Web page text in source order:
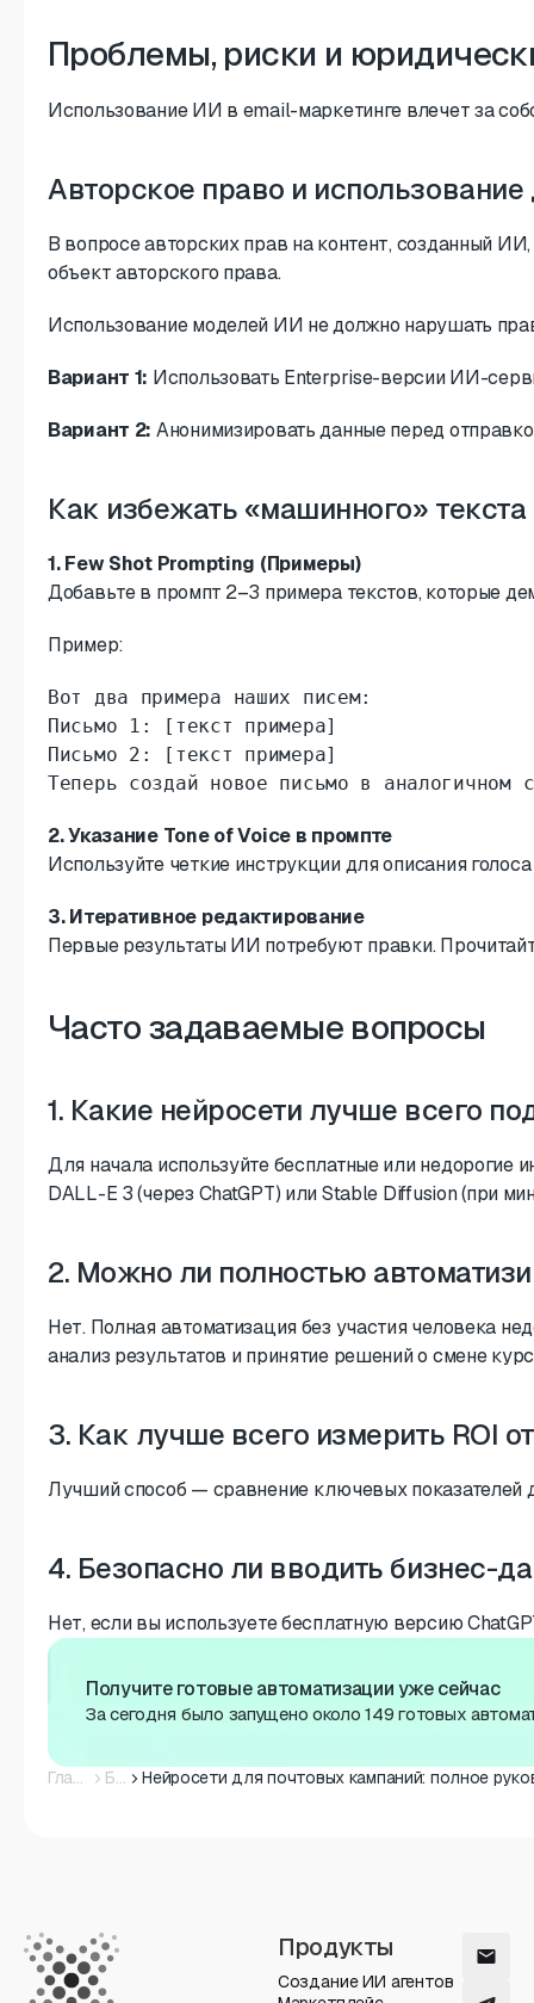
Проблемы, риски и
Использование ИИ в email-маркетинге влечет за
Авторское право и использование
В вопросе авторских прав на контент, созданный
объект авторского права.
Использование моделей ИИ не должно нарушать
Вариант 1: Использовать Enterprise-версии ИИ-
Вариант 2: Анонимизировать данные перед
Как избежать «машинного»
1. Few Shot Prompting (Примеры)
Добавьте в промпт 2–3 примера текстов, которые
Пример:
Вот два примера наших писем:
Письмо 1: [текст примера]
Письмо 2: [текст примера]
Теперь создай новое письмо в
2. Указание Tone of Voice в промпте
Используйте четкие инструкции для описания
3. Итеративное редактирование
Первые результаты ИИ потребуют правки.
Часто задаваемые вопросы
1. Какие нейросети лучше всего
Для начала используйте бесплатные или недорогие
DALL-E 3 (через ChatGPT) или Stable Diffusion (при
2. Можно ли полностью
Нет. Полная автоматизация без участия человека
анализ результатов и принятие решений о смене
3. Как лучше всего измерить ROI
Лучший способ — сравнение ключевых показателей
4. Безопасно ли вводить бизнес-
Нет, если вы используете бесплатную версию
Получите готовые автоматизации уже сейчас
За сегодня было запущено около 149 готовых
Главная Блог
Продукты
Создание ИИ агентов